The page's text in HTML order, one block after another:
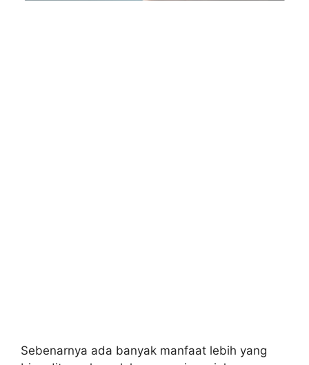
Sebenarnya ada banyak manfaat lebih yang